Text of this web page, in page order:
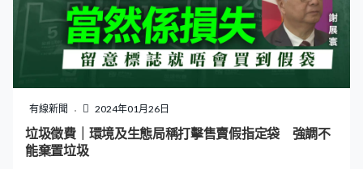
（承載），這樣搖它都不會破。」市民郭女士：「看起來
好像很薄，但摸起來都可以。要濕了水，有水在裏面才知
道，尤其是倒湯渣會熱，可能會穿底，真的要用過才知
道。」 便利店買到的指定垃圾袋有不同設計，5公升這款
有個手挽可以拿東西，20公升這款平口垃圾袋就沒有手
挽。政府推出了九款不同容量的袋，有手挽的四款，最小3
公升，單個賣3毫；最大的手挽袋15公升，賣1.7元。容量
較大的5款都是平口袋，由20公升至100公升，售價介乎
有線新聞 2024年01月26日
垃圾徵費｜環境及生態局稱打擊售賣假指定袋 強調不
能棄置垃圾